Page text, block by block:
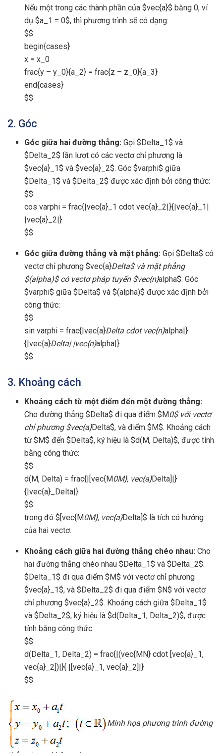
Nếu một trong các thành phần của $vec{a}$ bằng 0, ví
dụ $a_1 = 0$, thì phương trình sẽ có dạng:
$$
begin{cases}
x = x_0
frac{y – y_0}{a_2} = frac{z – z_0}{a_3}
end{cases}
$$
2. Góc
Góc giữa hai đường thẳng: Gọi $Delta_1$ và
$Delta_2$ lần lượt có các vectơ chỉ phương là
$vec{a}_1$ và $vec{a}_2$. Góc $varphi$ giữa
$Delta_1$ và $Delta_2$ được xác định bởi công thức:
$$
cos varphi = frac{|vec{a}_1 cdot vec{a}_2|}{|vec{a}_1|
|vec{a}_2|}
$$
Góc giữa đường thẳng và mặt phẳng: Gọi $Delta$ có
vectơ chỉ phương $vec{a}Delta$ và mặt phẳng
$(alpha)$ có vectơ pháp tuyến $vec{n}alpha$. Góc
$varphi$ giữa $Delta$ và $(alpha)$ được xác định bởi
công thức:
$$
sin varphi = frac{|vec{a}Delta cdot vec{n}alpha|}
{|vec{a}Delta| |vec{n}alpha|}
$$
3. Khoảng cách
Khoảng cách từ một điểm đến một đường thẳng:
Cho đường thẳng $Delta$ đi qua điểm $M0$ với vectơ
chỉ phương $vec{a}Delta$, và điểm $M$. Khoảng cách
từ $M$ đến $Delta$, ký hiệu là $d(M, Delta)$, được tính
bằng công thức:
$$
d(M, Delta) = frac{|[vec{M0M}, vec{a}Delta]|}
{|vec{a}_Delta|}
$$
trong đó $[vec{M0M}, vec{a}Delta]$ là tích có hướng
của hai vectơ.
Khoảng cách giữa hai đường thẳng chéo nhau: Cho
hai đường thẳng chéo nhau $Delta_1$ và $Delta_2$.
$Delta_1$ đi qua điểm $M$ với vectơ chỉ phương
$vec{a}_1$, và $Delta_2$ đi qua điểm $N$ với vectơ
chỉ phương $vec{a}_2$. Khoảng cách giữa $Delta_1$
và $Delta_2$, ký hiệu là $d(Delta_1, Delta_2)$, được
tính bằng công thức:
$$
d(Delta_1, Delta_2) = frac{|(vec{MN} cdot [vec{a}_1,
vec{a}_2])|}{ |[vec{a}_1, vec{a}_2]|}
$$
Minh họa phương trình đường